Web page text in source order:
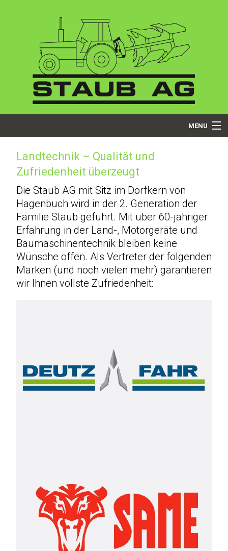
MENU
Startseite
Über uns
Dienstleistungen
Produkte
Occasionen
Galerie
Landtechnik – Qualität und
Zufriedenheit überzeugt
Die Staub AG mit Sitz im Dorfkern von
Hagenbuch wird in der 2. Generation der
Familie Staub geführt. Mit über 60-jähriger
Erfahrung in der Land-, Motorgeräte und
Baumaschinentechnik bleiben keine
Wünsche offen. Als Vertreter der folgenden
Marken (und noch vielen mehr) garantieren
wir Ihnen vollste Zufriedenheit: